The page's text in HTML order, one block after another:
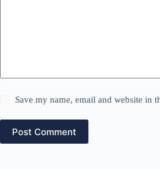
Save my name, email and website in
Post Comment